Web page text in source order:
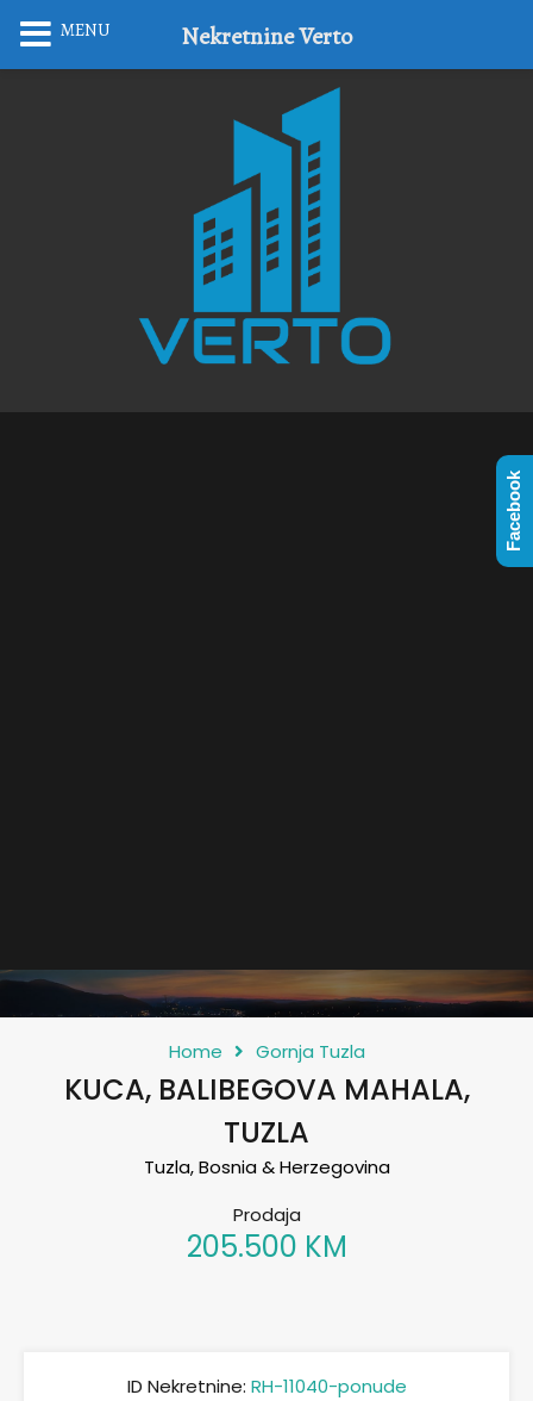
Home Gornja Tuzla
KUCA, BALIBEGOVA MAHALA,
TUZLA
Tuzla, Bosnia & Herzegovina
Prodaja
205.500 KM
ID Nekretnine: RH-11040-ponude
MENU Nekretnine Verto
Facebook